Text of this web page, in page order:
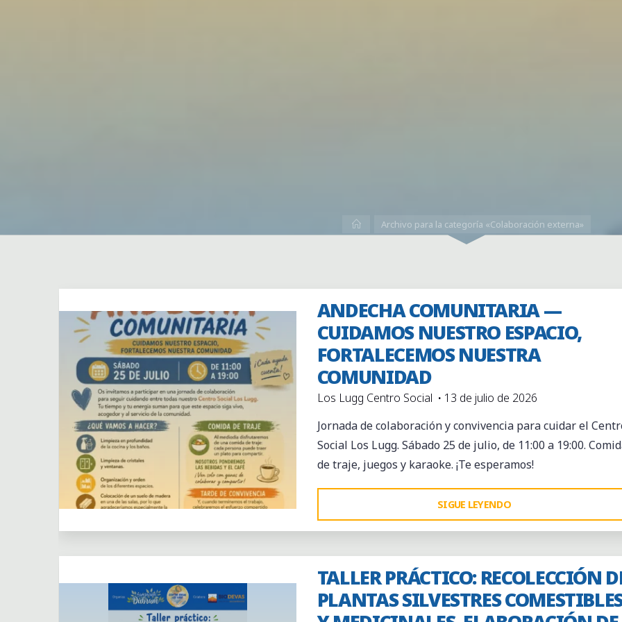
InicioArchivo para la categoría «Colaboración externa»
Actividades puntuales Centro Social
ANDECHA COMUNITARIA —
CUIDAMOS NUESTRO ESPACIO,
FORTALECEMOS NUESTRA
COMUNIDAD
Los Lugg Centro Social
13 de julio de 2026
Jornada de colaboración y convivencia para cuidar el
Social Los Lugg. Sábado 25 de julio, de 11:00 a 19:00.
de traje, juegos y karaoke. ¡Te esperamos!
SIGUE LEYENDO
COMUNITARIA
NUESTRO
ESPACIO,
TALLER PRÁCTICO: RECOLECCIÓN
PLANTAS SILVESTRES